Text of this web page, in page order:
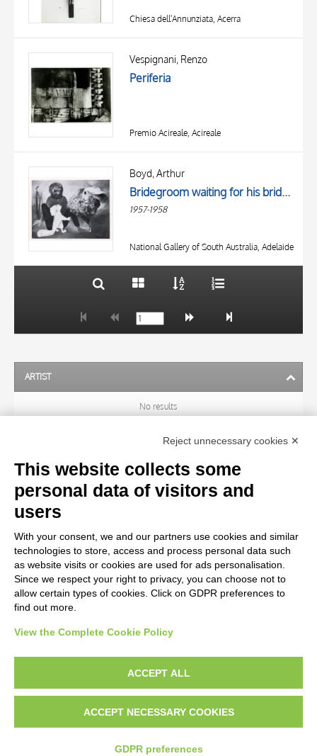
Chiesa dell'Annunziata, Acerra
Vespignani, Renzo
Periferia
Premio Acireale, Acireale
Boyd, Arthur
Bridegroom waiting for his bride to grow up
1957-1958
National Gallery of South Australia, Adelaide
TITLE
OBJECT
20 RESULTS
ARTIST
No results
OBJECT
LOCATION
CENTURY
diritto d’autore, legge 22 aprile 1941 n. 633. I diritti degli autori, degli artisti e
dei fotografi che hanno realizzato le opere e le immagini, degli enti e delle
istituzioni che ne sono proprietari, sono riservati. Si vieta quindi la
riproduzione con qualsiasi mezzo effettuata, anche per uso gratuito o
personale.
Reject unnecessary cookies ✕
This website collects some
personal data of visitors and
users
With your consent, we and our partners use cookies and similar
technologies to store, access and process personal data such
as website visits or cookies are used for ads personalisation.
Since we respect your right to privacy, you can choose not to
allow certain types of cookies. Click on GDPR preferences to
find out more.
View the Complete Cookie Policy
ACCEPT ALL
ACCEPT NECESSARY COOKIES
GDPR preferences